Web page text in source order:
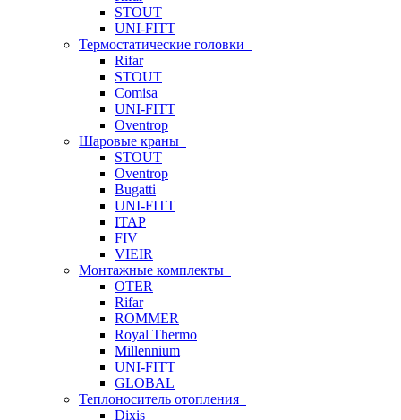
STOUT
UNI-FITT
Термостатические головки
Rifar
STOUT
Comisa
UNI-FITT
Oventrop
Шаровые краны
STOUT
Oventrop
Bugatti
UNI-FITT
ITAP
FIV
VIEIR
Монтажные комплекты
OTER
Rifar
ROMMER
Royal Thermo
Millennium
UNI-FITT
GLOBAL
Теплоноситель отопления
Dixis